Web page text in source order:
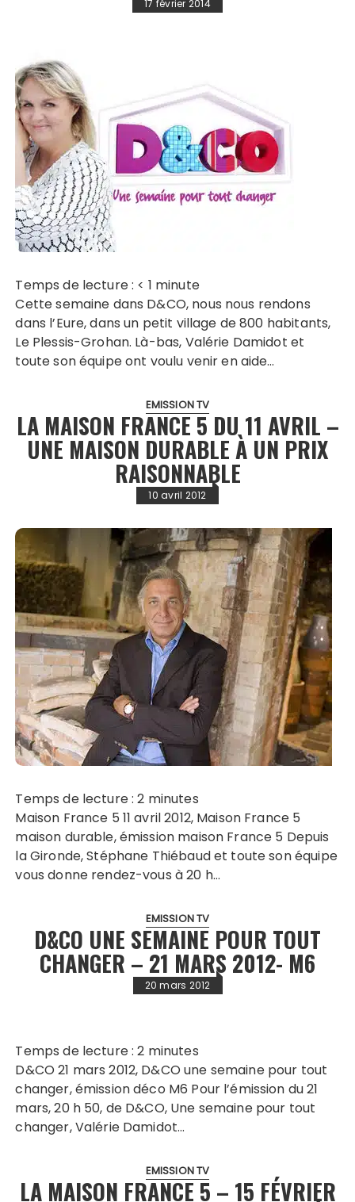
17 février 2014
Temps de lecture : < 1 minute
Cette semaine dans D&CO, nous nous rendons
dans l’Eure, dans un petit village de 800 habitants,
Le Plessis-Grohan. Là-bas, Valérie Damidot et
toute son équipe ont voulu venir en aide…
EMISSION TV
LA MAISON FRANCE 5 DU 11 AVRIL –
UNE MAISON DURABLE À UN PRIX
RAISONNABLE
10 avril 2012
Temps de lecture :2 minutes
Maison France 5 11 avril 2012, Maison France 5
maison durable, émission maison France 5 Depuis
la Gironde, Stéphane Thiébaud et toute son équipe
vous donne rendez-vous à 20 h…
EMISSION TV
D&CO UNE SEMAINE POUR TOUT
CHANGER – 21 MARS 2012- M6
20 mars 2012
Temps de lecture :2 minutes
D&CO 21 mars 2012, D&CO une semaine pour tout
changer, émission déco M6 Pour l’émission du 21
mars, 20 h 50, de D&CO, Une semaine pour tout
changer, Valérie Damidot…
EMISSION TV
LA MAISON FRANCE 5 – 15 FÉVRIER